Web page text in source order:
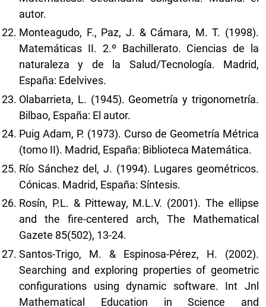
autor.
Monteagudo, F., Paz, J. & Cámara, M. T. (1998).
Matemáticas II. 2.º Bachillerato. Ciencias de la
naturaleza y de la Salud/Tecnología. Madrid,
España: Edelvives.
Olabarrieta, L. (1945). Geometría y trigonometría.
Bilbao, España: El autor.
Puig Adam, P. (1973). Curso de Geometría Métrica
(tomo II). Madrid, España: Biblioteca Matemática.
Río Sánchez del, J. (1994). Lugares geométricos.
Cónicas. Madrid, España: Síntesis.
Rosín, P.L. & Pitteway, M.L.V. (2001). The ellipse
and the fire-centered arch, The Mathematical
Gazete 85(502), 13-24.
Santos-Trigo, M. & Espinosa-Pérez, H. (2002).
Searching and exploring properties of geometric
configurations using dynamic software. Int Jnl
Mathematical Education in Science and